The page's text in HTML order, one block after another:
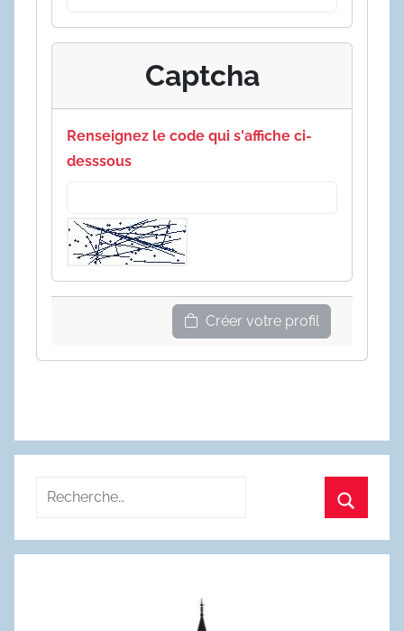
Captcha
Renseignez le code qui s'affiche ci-
desssous
Créer votre profil
Recherche
: